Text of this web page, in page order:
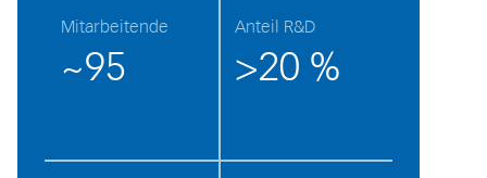
Mitarbeitende
~95
Anteil R&D
>20 %